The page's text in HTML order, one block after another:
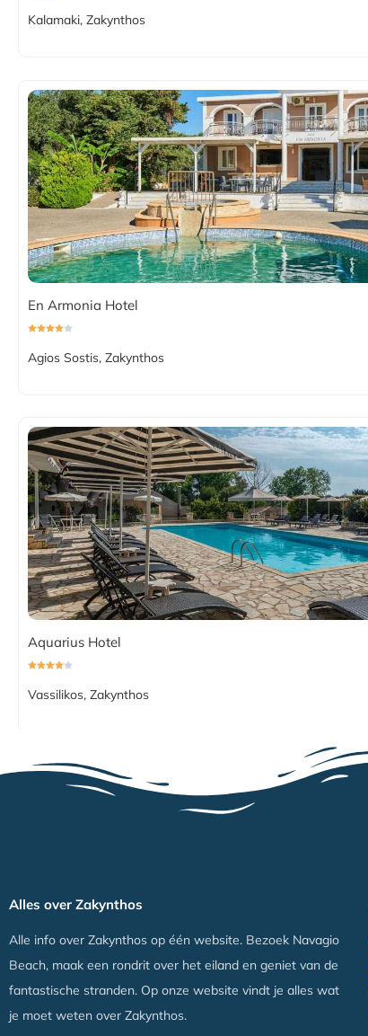
Kalamaki, Zakynthos
En Armonia Hotel
Agios Sostis, Zakynthos
Aquarius Hotel
Vassilikos, Zakynthos
Alles over Zakynthos
Alle info over Zakynthos op één website. Bezoek Navagio
Beach, maak een rondrit over het eiland en geniet van de
fantastische stranden. Op onze website vindt je alles wat
je moet weten over Zakynthos.